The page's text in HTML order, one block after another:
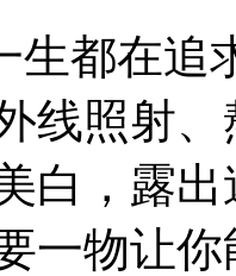
生都在追
线照射
白，露
一物让